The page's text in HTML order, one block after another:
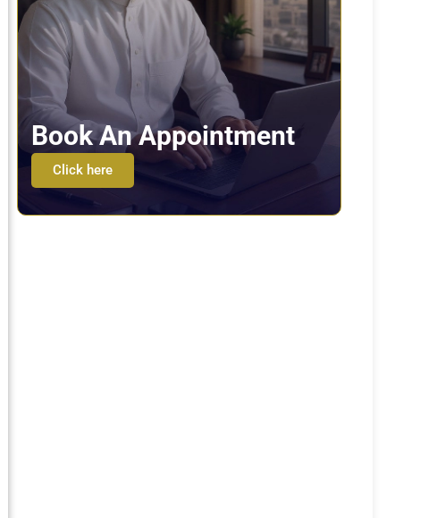
Book An Appointment
Click here